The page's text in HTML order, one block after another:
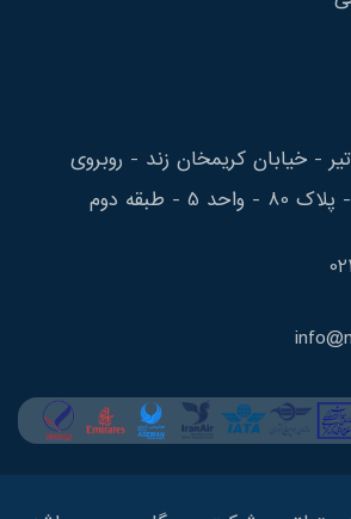
خیابان کریمخان زند - روبروی
طبقه دوم